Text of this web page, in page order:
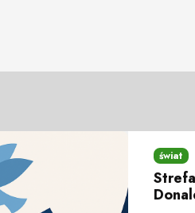
świat